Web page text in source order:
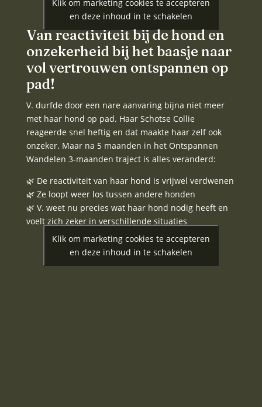
Klik om marketing cookies te accepteren
en deze inhoud in te schakelen
Van reactiviteit bij de hond en
onzekerheid bij het baasje naar
vol vertrouwen ontspannen op
pad!
V. durfde door een nare aanvaring bijna niet meer
met haar hond op pad. Haar Schotse Collie
reageerde snel heftig en dat maakte haar zelf ook
onzeker. Maar na 5 maanden in het Ontspannen
Wandelen 3-maanden traject is alles veranderd:
🌿 De reactiviteit van haar hond is vrijwel verdwenen
🌿 Ze loopt weer los tussen andere honden
🌿 V. weet nu precies wat haar hond nodig heeft en
voelt zich zeker in verschillende situaties
Klik om marketing cookies te accepteren
en deze inhoud in te schakelen